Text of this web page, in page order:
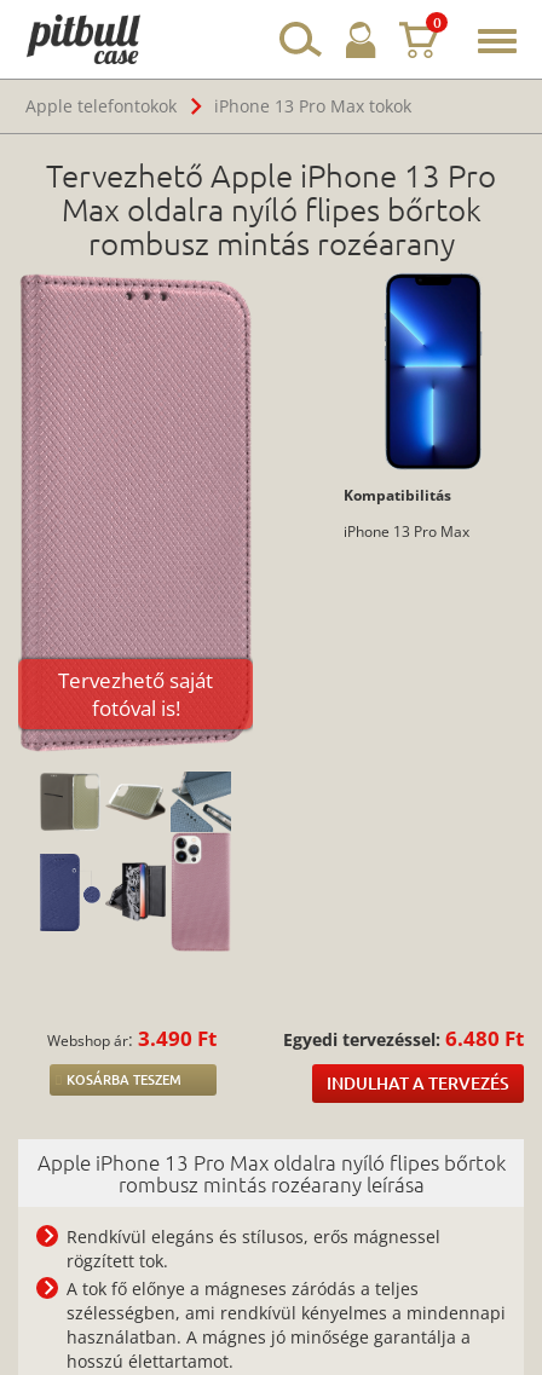
0
Apple telefontokok
iPhone 13 Pro Max tokok
Tervezhető Apple iPhone 13 Pro
Max oldalra nyíló flipes bőrtok
rombusz mintás rozéarany
Tervezhető saját
fotóval is!
Kompatibilitás
iPhone 13 Pro Max
Webshop ár:3.490 Ft
KOSÁRBA TESZEM
Egyedi tervezéssel: 6.480 Ft
INDULHAT A TERVEZÉS
Apple iPhone 13 Pro Max oldalra nyíló flipes bőrtok
rombusz mintás rozéarany leírása
Rendkívül elegáns és stílusos, erős mágnessel
rögzített tok.
A tok fő előnye a mágneses záródás a teljes
szélességben, ami rendkívül kényelmes a mindennapi
használatban. A mágnes jó minősége garantálja a
hosszú élettartamot.